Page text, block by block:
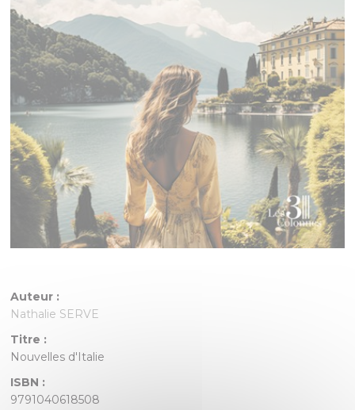
Auteur :
Nathalie SERVE
Titre :
Nouvelles d'Italie
ISBN :
9791040618508